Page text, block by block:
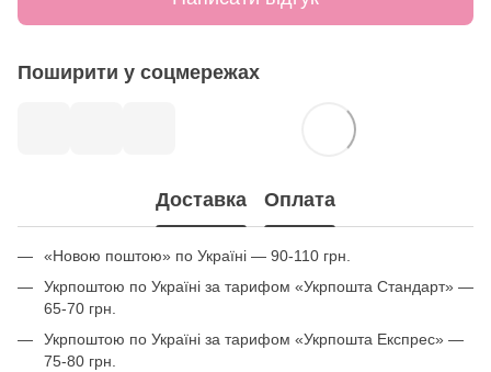
Поширити у соцмережах
Доставка Оплата
«Новою поштою» по Україні — 90-110 грн.
Укрпоштою по Україні за тарифом «Укрпошта Стандарт» —
65-70 грн.
Укрпоштою по Україні за тарифом «Укрпошта Експрес» —
75-80 грн.